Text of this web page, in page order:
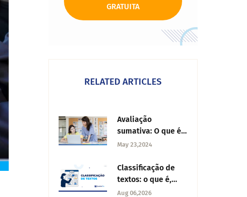
GRATUITA
RELATED ARTICLES
Avaliação
sumativa: O que é a
avaliação
utilizações e
passos para a
realizar?
May 23,2024
Classificação de
textos: o que é,
tipos e como
Aug 06,2026